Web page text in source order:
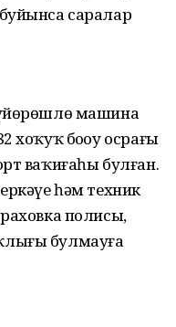
саралар
машина
хоҡуҡ боҙоу осрағы
ваҡиғаһы булған.
һәм техник
полисы,
булмауға